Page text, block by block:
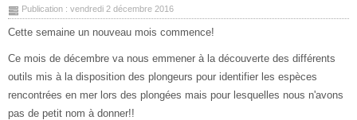
Publication : vendredi 2 décembre 2016
Cette semaine un nouveau mois commence!
Ce mois de décembre va nous emmener à la découverte des différents
outils mis à la disposition des plongeurs pour identifier les espèces
rencontrées en mer lors des plongées mais pour lesquelles nous n'avons
pas de petit nom à donner!!